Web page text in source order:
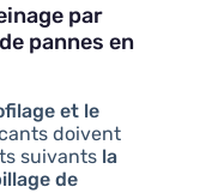
par
pannes en
et le
doivent
suivants la
de